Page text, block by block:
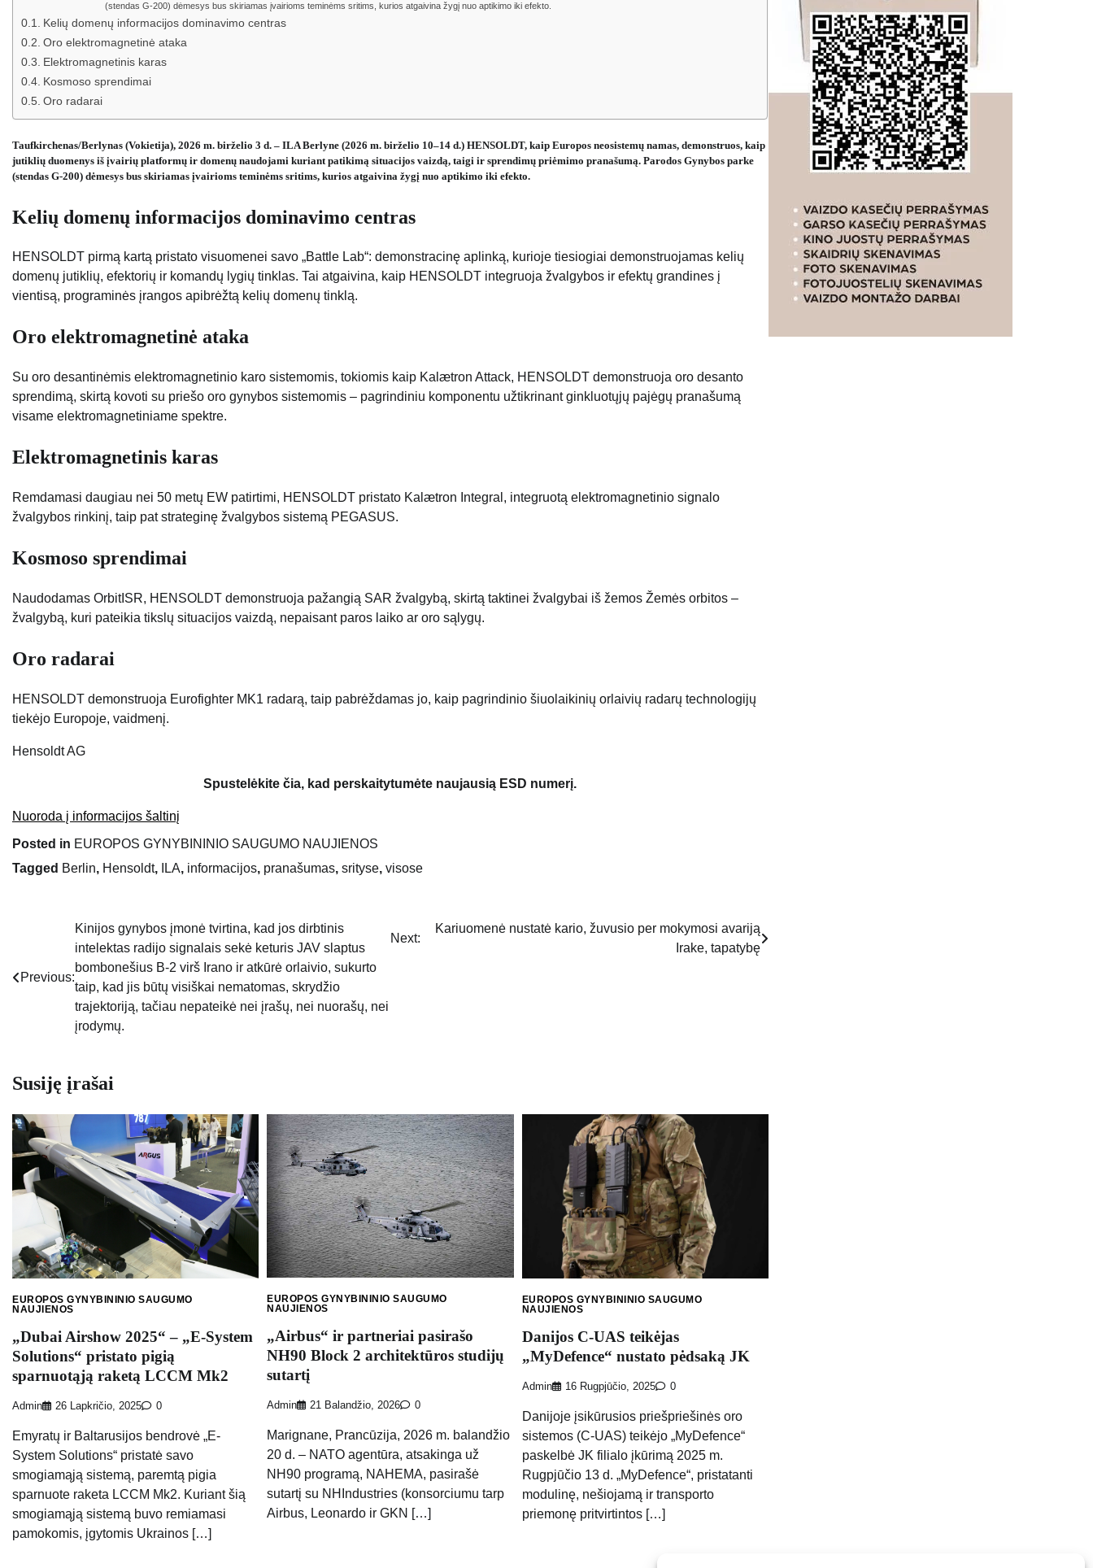
(stendas G-200) dėmesys bus skiriamas įvairioms teminėms sritims, kurios atgaivina žygį nuo aptikimo iki efekto.
Kelių domenų informacijos dominavimo centras
Oro elektromagnetinė ataka
Elektromagnetinis karas
Kosmoso sprendimai
Oro radarai
Taufkirchenas/Berlynas (Vokietija), 2026 m. birželio 3 d. – ILA Berlyne (2026 m. birželio 10–14 d.) HENSOLDT, kaip Europos neosistemų namas, demonstruos, kaip
jutiklių duomenys iš įvairių platformų ir domenų naudojami kuriant patikimą situacijos vaizdą, taigi ir sprendimų priėmimo pranašumą. Parodos Gynybos parke
(stendas G-200) dėmesys bus skiriamas įvairioms teminėms sritims, kurios atgaivina žygį nuo aptikimo iki efekto.
Kelių domenų informacijos dominavimo centras
HENSOLDT pirmą kartą pristato visuomenei savo „Battle Lab“: demonstracinę aplinką, kurioje tiesiogiai demonstruojamas kelių
domenų jutiklių, efektorių ir komandų lygių tinklas. Tai atgaivina, kaip HENSOLDT integruoja žvalgybos ir efektų grandines į
vientisą, programinės įrangos apibrėžtą kelių domenų tinklą.
Oro elektromagnetinė ataka
Su oro desantinėmis elektromagnetinio karo sistemomis, tokiomis kaip Kalætron Attack, HENSOLDT demonstruoja oro desanto
sprendimą, skirtą kovoti su priešo oro gynybos sistemomis – pagrindiniu komponentu užtikrinant ginkluotųjų pajėgų pranašumą
visame elektromagnetiniame spektre.
Elektromagnetinis karas
Remdamasi daugiau nei 50 metų EW patirtimi, HENSOLDT pristato Kalætron Integral, integruotą elektromagnetinio signalo
žvalgybos rinkinį, taip pat strateginę žvalgybos sistemą PEGASUS.
Kosmoso sprendimai
Naudodamas OrbitISR, HENSOLDT demonstruoja pažangią SAR žvalgybą, skirtą taktinei žvalgybai iš žemos Žemės orbitos –
žvalgybą, kuri pateikia tikslų situacijos vaizdą, nepaisant paros laiko ar oro sąlygų.
Oro radarai
HENSOLDT demonstruoja Eurofighter MK1 radarą, taip pabrėždamas jo, kaip pagrindinio šiuolaikinių orlaivių radarų technologijų
tiekėjo Europoje, vaidmenį.
Hensoldt AG
Spustelėkite čia, kad perskaitytumėte naujausią ESD numerį.
Nuoroda į informacijos šaltinį
Posted in EUROPOS GYNYBININIO SAUGUMO NAUJIENOS
Tagged Berlin, Hensoldt, ILA, informacijos, pranašumas, srityse, visose
Navigacija
Previous:
Kinijos gynybos įmonė tvirtina, kad jos dirbtinis
intelektas radijo signalais sekė keturis JAV slaptus
bombonešius B-2 virš Irano ir atkūrė orlaivio, sukurto
taip, kad jis būtų visiškai nematomas, skrydžio
trajektoriją, tačiau nepateikė nei įrašų, nei nuorašų, nei
įrodymų.
Next:
Kariuomenė nustatė kario, žuvusio per mokymosi avariją
Irake, tapatybę
Susiję įrašai
EUROPOS GYNYBININIO SAUGUMO
NAUJIENOS
„Dubai Airshow 2025“ – „E-System
Solutions“ pristato pigią
sparnuotąją raketą LCCM Mk2
Admin 26 Lapkričio, 2025 0
Emyratų ir Baltarusijos bendrovė „E-
System Solutions“ pristatė savo
smogiamąją sistemą, paremtą pigia
sparnuote raketa LCCM Mk2. Kuriant šią
smogiamąją sistemą buvo remiamasi
pamokomis, įgytomis Ukrainos […]
EUROPOS GYNYBININIO SAUGUMO
NAUJIENOS
„Airbus“ ir partneriai pasirašo
NH90 Block 2 architektūros studijų
sutartį
Admin 21 Balandžio, 2026 0
Marignane, Prancūzija, 2026 m. balandžio
20 d. – NATO agentūra, atsakinga už
NH90 programą, NAHEMA, pasirašė
sutartį su NHIndustries (konsorciumu tarp
Airbus, Leonardo ir GKN […]
EUROPOS GYNYBININIO SAUGUMO
NAUJIENOS
Danijos C-UAS teikėjas
„MyDefence“ nustato pėdsaką JK
Admin 16 Rugpjūčio, 2025 0
Danijoje įsikūrusios priešpriešinės oro
sistemos (C-UAS) teikėjo „MyDefence“
paskelbė JK filialo įkūrimą 2025 m.
Rugpjūčio 13 d. „MyDefence“, pristatanti
modulinę, nešiojamą ir transporto
priemonę pritvirtintos […]